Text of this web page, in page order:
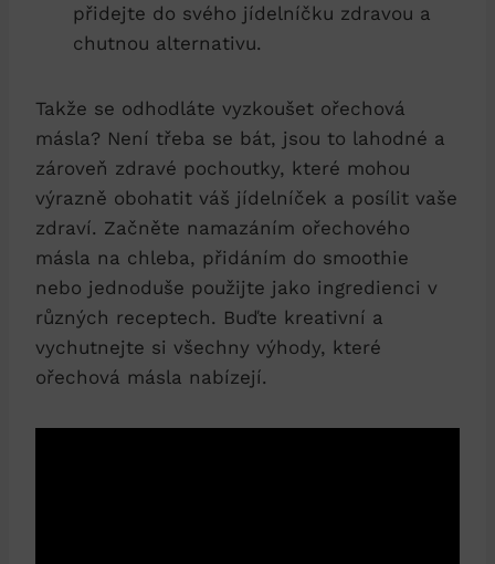
přidejte do svého jídelníčku zdravou a
chutnou alternativu.
Takže se odhodláte vyzkoušet ořechová
másla? Není třeba se bát, jsou to lahodné a
zároveň zdravé pochoutky, které mohou
výrazně obohatit váš jídelníček a posílit vaše
zdraví. Začněte namazáním ořechového
másla na chleba, přidáním do smoothie
nebo jednoduše použijte jako ingredienci v
různých receptech. Buďte kreativní a
vychutnejte si všechny výhody, které
ořechová másla nabízejí.